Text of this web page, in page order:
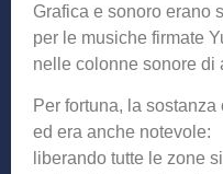
Grafica e sonoro erano
per le musiche firmate
nelle colonne sonore di
Per fortuna, la sostanza
ed era anche notevole:
liberando tutte le zone si